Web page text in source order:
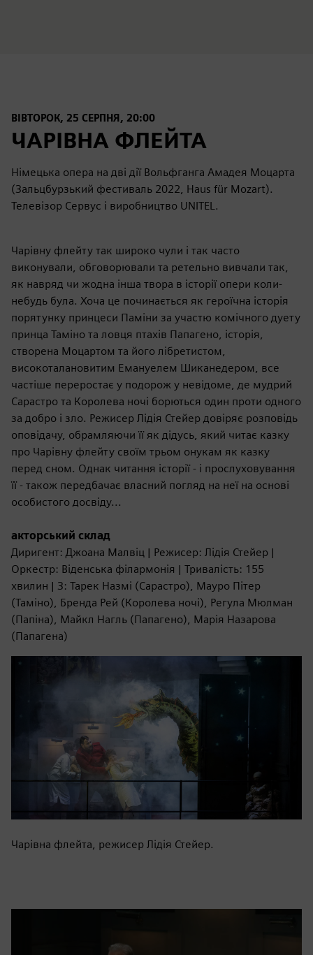
ВІВТОРОК, 25 СЕРПНЯ, 20:00
ЧАРІВНА ФЛЕЙТА
Німецька опера на дві дії Вольфганга Амадея Моцарта
(Зальцбурзький фестиваль 2022, Haus für Mozart).
Телевізор Сервус і виробництво UNITEL.
Чарівну флейту так широко чули і так часто
виконували, обговорювали та ретельно вивчали так,
як навряд чи жодна інша твора в історії опери коли-
небудь була. Хоча це починається як героїчна історія
порятунку принцеси Паміни за участю комічного дуету
принца Таміно та ловця птахів Папагено, історія,
створена Моцартом та його лібретистом,
високоталановитим Емануелем Шиканедером, все
частіше переростає у подорож у невідоме, де мудрий
Сарастро та Королева ночі борються один проти одного
за добро і зло. Режисер Лідія Стейер довіряє розповідь
оповідачу, обрамляючи її як дідусь, який читає казку
про Чарівну флейту своїм трьом онукам як казку
перед сном. Однак читання історії - і прослуховування
її - також передбачає власний погляд на неї на основі
особистого досвіду...
акторський склад
Диригент: Джоана Малвіц | Режисер: Лідія Стейер |
Оркестр: Віденська філармонія | Тривалість: 155
хвилин | З: Тарек Назмі (Сарастро), Мауро Пітер
(Таміно), Бренда Рей (Королева ночі), Регула Мюлман
(Папіна), Майкл Нагль (Папагено), Марія Назарова
(Папагена)
Чарівна флейта, режисер Лідія Стейер.